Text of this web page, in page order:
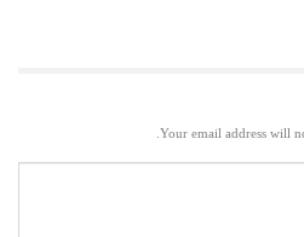
Your email address will